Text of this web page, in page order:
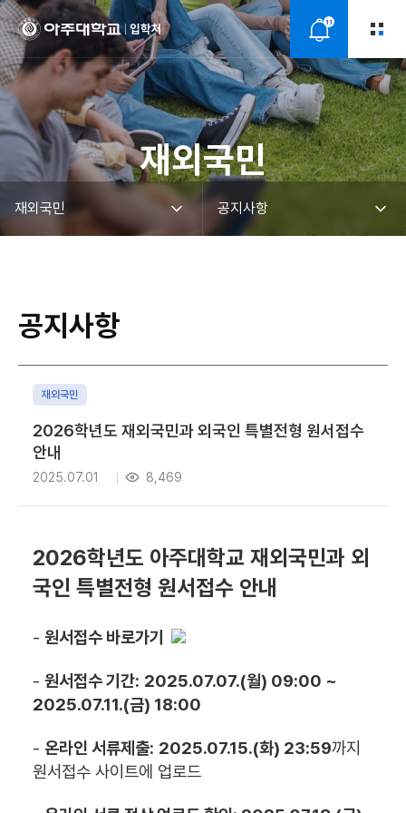
알
림
11
재외국민
공지사항
재외국민
2026학년도 재외국민과 외국인 특별전형 원서접수
안내
2025.07.01 8,469
2026학년도 아주대학교 재외국민과 외
국인 특별전형 원서접수 안내
- 원서접수 바로가기
- 원서접수 기간: 2025.07.07.(월) 09:00 ~
2025.07.11.(금) 18:00
- 온라인 서류제출: 2025.07.15.(화) 23:59까지
원서접수 사이트에 업로드